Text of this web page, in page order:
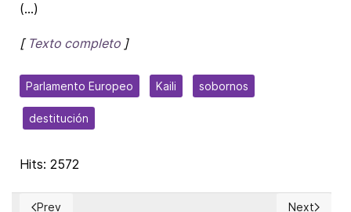
(...)
[ Texto completo ]
Parlamento Europeo Kaili sobornos
destitución
Hits: 2572
Prev Next